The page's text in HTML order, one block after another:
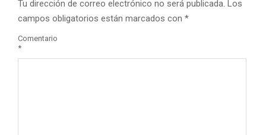
Tu dirección de correo electrónico no será publicada. Los
campos obligatorios están marcados con *
Comentario
*